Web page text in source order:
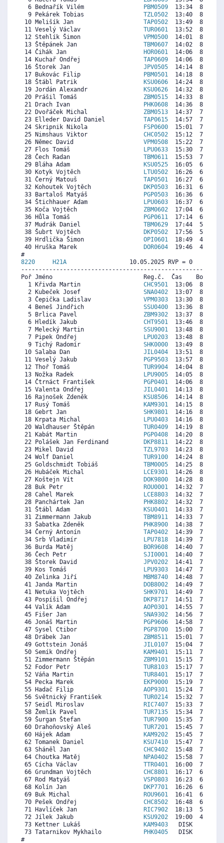
  6 Bednařík Vilém
PBM0509
13:34  8757
  9 Pekárek Tobias
TZL0502
13:40  8684
10 Melišík Jan TAP0502
13:49  8575
11 Veselý Václav TUR0601
13:52  8538
12 Stehlík Šimon VPM0500
14:01  8429
13 Štěpánek Jan TBM0607
14:02  8417
14 Čihák Jan
HOR0601
14:06  8368
14 Kuchař Ondřej TAP0609
14:06  8368
16 Štorek Jan JPV0505
14:14  8271
17 Bukovác Filip
PBM0501
14:18  8222
18 Štábl Patrik
KSU0606
14:24  8149
19 Jordán Alexandr
KSU0626
14:32  8052
20 Prášil Tomáš ZBM0515
14:33  8040
21 Drach Ivan
PHK0608
14:36  8004
22 Dvořáček Michal ZBM0513
14:37  7991
23 Elleder David Daniel TAP0615
14:57  7748
24 Skripnik Nikola
FSP0600
15:01  7700
25 Nimshaus Viktor CHC0502
15:12  7566
26 Němec David VPM0508
15:22  7445
27 Flos Tomáš
LPU0633
15:30  7347
28 Čech Radan TBM0611
15:53  7068
29 Bláha Adam
KSU0525
16:05  6922
30 Kotyk Vojtěch
LTU0502
16:26  6667
31 Černý Matouš TAP0501
16:27  6655
32 Kohoutek Vojtěch
DKP0503
16:31  6606
33 Bartaloš Matyáš
PGP0503
16:36  6545
34 Štichhauer Adam
LPU0603
16:37  6533
35 Koča Vojtěch ZBM0602
17:04  6205
36 Hůla Tomáš
PGP0611
17:14  6084
37 Mudrák Daniel TBM0629
17:44  5719
38 Šubrt Vojtěch
DKP0502
17:56  5573
39 Hrdlička Šimon OPI0601
18:49  4929
40 Hruška Marek
DOR0604
19:46  4237
8220
H21A
10.05.2025 RVP = 0     IP
Poř Jméno                          Reg.č.  Čas    Body
  1 Křivda Martin
CHC9501
13:06  8938
  2 Kubeček Josef
SNA0402
13:07  8927
  3 Čepička Ladislav
VPM0303
13:30  8671
  4 Beneš Jindřich
SSU0400
13:36  8604
  5 Brlica Pavel
ZBM9302
13:37  8593
  6 Hledík Jakub
CHT9501
13:46  8493
  7 Melecký Martin
SSU9001
13:48  8471
  7 Pipek Ondřej
LPU0203
13:48  8471
  9 Tichý Radomír
SHK0000
13:49  8459
10 Salaba Dan JIL0404
13:51  8437
11 Veselý Jakub
PGP9503
13:57  8370
12 Thoř Tomáš TUR9904
14:04  8292
13 Nožka Radek
LPU9005
14:05  8281
14 Čtrnáct František
PGP0401
14:06  8270
15 Valenta Ondřej JIL0401
14:13  8192
16 Rajnošek Zdeněk
KSU8506
14:14  8181
17 Rusý Tomáš
KAM9301
14:15  8170
18 Gebrt Jan SHK9801
14:16  8159
18 Krpata Michal
LPU0403
14:16  8159
20 Waldhauser Štěpán TUR0409
14:19  8125
21 Kabát Martin
PGP0408
14:20  8114
22 Polášek Jan Ferdinand
DKP8811
14:22  8092
23 Mikel David TZL9703
14:23  8081
24 Wolf Daniel TUR9100
14:24  8070
25 Goldschmidt Tobiáš TBM0005
14:25  8059
26 Hubáček Michal
LCE9301
14:26  8047
27 Koštejn Vít
DOK9800
14:28  8025
28 Buk Petr
ROU0001
14:32  7981
28 Cahel Marek
LCE8803
14:32  7981
28 Panchártek Jan
PHK8802
14:32  7981
31 Štábl Adam
KSU0401
14:33  7969
31 Zimmermann Jakub TBM8911
14:33  7969
33 Šabatka Zdeněk
PHK8900
14:38  7914
34 Černý Antonín TAP0402
14:39  7903
34 Srb Vladimír
LPU7818
14:39  7903
36 Burda Matěj
BOR9608
14:40  7891
36 Čech Petr SJI0001
14:40  7891
38 Štorek David JPV0202
14:41  7880
39 Kos Tomáš
LPU9303
14:47  7814
40 Zelinka Jiří MBM8740
14:48  7802
41 Janda Martin
DOB8002
14:49  7791
41 Netuka Vojtěch SHK9701
14:49  7791
43 Pospíšil Ondřej
DKP8717
14:51  7769
44 Valík Adam AOP0301
14:55  7724
45 Fišer Jan SNA9302
14:56  7713
46 Jonáš Martin
PGP9606
14:58  7691
47 Sysel Ctibor
PGP8700
15:00  7669
48 Drábek Jan ZBM8511
15:01  7658
49 Gottstein Jonáš JIL0107
15:04  7624
50 Semík Ondřej
KAM9401
15:11  7546
51 Zimmermann Štěpán ZBM9101
15:15  7502
52 Fodor Petr TUR8103
15:17  7479
52 Váňa Martin TUR8401
15:17  7479
54 Pecka Marek
EKP9000
15:19  7457
55 Hadač Filip AOP9301
15:24  7402
56 Světnický František TUR0214
15:32  7312
57 Seidl Miroslav
RIC7407
15:33  7301
58 Žemlík Pavel TUR7135
15:34  7290
59 Šurgan Štefan TUR7900
15:35  7279
60 Drahoňovský Aleš TUR7201
15:45  7168
60 Hájek Adam
KAM9202
15:45  7168
62 Tomanek Daniel
KSU7410
15:47  7145
63 Sháněl Jan CHC9402
15:48  7134
64 Choutka Matěj
NPA0402
15:58  7023
65 Cícha Václav TTR0401
16:00  7001
66 Grundman Vojtěch CHC8801
16:17  6811
67 Rod Matyáš VSP0803
16:23  6745
68 Kolín Jan
DKP7701
16:26  6711
69 Buk Michal
ROU9601
16:41  6544
70 Pešek Ondřej CHC8502
16:48  6466
71 Havlíček Jan
RIC7902
18:13  5520
72 Jílek Jakub
KSU9202
19:00  4996
73 Kettner Lukáš
KAM9403
DISK     0
73 Tatarnikov Mykhailo
PHK0405
DISK     0